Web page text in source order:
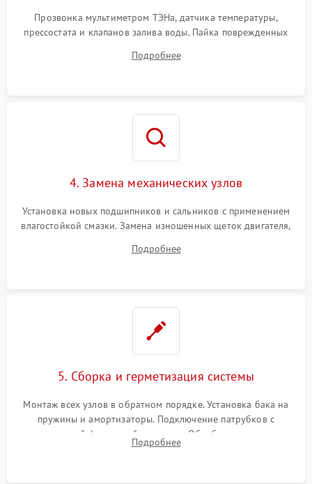
Прозвонка мультиметром ТЭНа, датчика температуры,
прессостата и клапанов залива воды. Пайка поврежденных
Восстановление целостности проводки и контактов.
Подробнее
4. Замена механических узлов
Установка новых подшипников и сальников с применением
влагостойкой смазки. Замена изношенных щеток двигателя,
или поврежденной резиновой манжеты.
Подробнее
5. Сборка и герметизация системы
Монтаж всех узлов в обратном порядке. Установка бака на
пружины и амортизаторы. Подключение патрубков с
надежной фиксацией хомутами. Обработка стыков
герметиком для предотвращения возможных протечек воды.
Подробнее